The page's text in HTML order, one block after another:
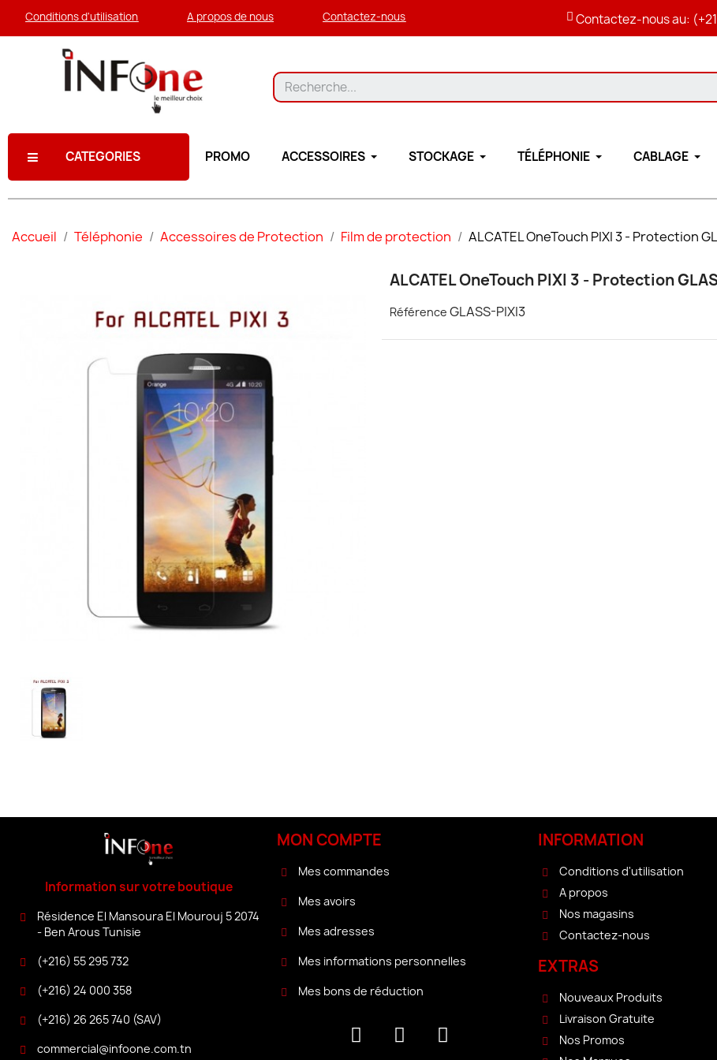
Conditions d'utilisation A propos de nous Contactez-nous Contactez-nous au:
CATEGORIES PROMO ACCESSOIRES STOCKAGE TÉLÉPHONIE CABLAGE
Accueil Téléphonie Accessoires de Protection Film de protection ALCATEL OneTouch PIXI 3 - Protection
ALCATEL OneTouch PIXI 3 - Protection
Référence GLASS-PIXI3
Information sur votre boutique
Résidence El Mansoura El Mourouj 5 2074
- Ben Arous Tunisie
(+216) 55 295 732
(+216) 24 000 358
(+216) 26 265 740 (SAV)
commercial@infoone.com.tn
MON COMPTE
Mes commandes
Mes avoirs
Mes adresses
Mes informations personnelles
Mes bons de réduction
INFORMATION
Conditions d'utilisation
A propos
Nos magasins
Contactez-nous
EXTRAS
Nouveaux Produits
Livraison Gratuite
Nos Promos